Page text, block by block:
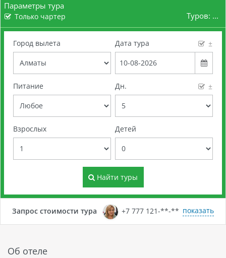
Параметры тура
Только чартер Туров: ...
Город вылета Дата тура ±
Питание Дн. ±
Взрослых Детей
Найти туры
Запрос стоимости тура +7 777 121-**-** показать
Об отеле